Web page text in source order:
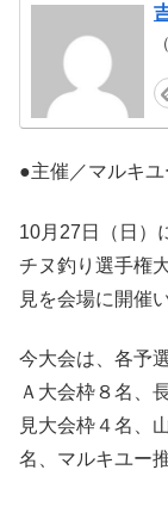
●主催／マルキユ
10月27日（日）
チヌ釣り選手権
見を会場に開催
今大会は、各予
Ａ大会枠８名、
見大会枠４名、
名、マルキユー